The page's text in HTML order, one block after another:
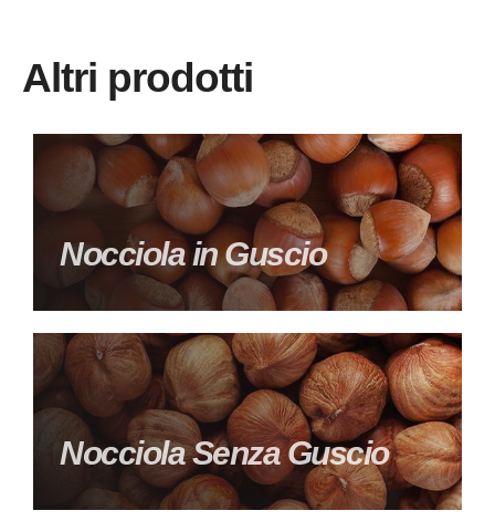
Altri prodotti
Nocciola in Guscio
Nocciola Senza Guscio